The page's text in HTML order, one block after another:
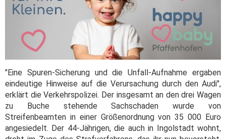
"Eine Spuren-Sicherung und die Unfall-Aufnahme ergaben
eindeutige Hinweise auf die Verursachung durch den Audi",
erklärt die Verkehrspolizei. Der insgesamt an den drei Wagen
zu Buche stehende Sachschaden wurde von
Streifenbeamten in einer Größenordnung von 35 000 Euro
angesiedelt. Der 44-Jährigen, die auch in Ingolstadt wohnt,